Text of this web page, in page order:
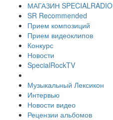
МАГАЗИН SPECIALRADIO
SR Recommended
Прием композиций
Прием видеоклипов
Конкурс
Новости
SpecialRockTV
Музыкальный Лексикон
Интервью
Новости видео
Рецензии альбомов